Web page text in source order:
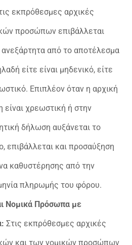
εκπρόθεσμες αρχικές
προσώπων επιβάλλεται
από το αποτέλεσμα
είτε είναι μηδενικό, είτε
Επιπλέον όταν η αρχική
χρεωστική ή στην
δήλωση αυξάνεται το
επιβάλλεται και προσαύξηση
καθυστέρησης από την
πληρωμής του φόρου.
Νομικά Πρόσωπα με
Στις εκπρόθεσμες αρχικές
και των νομικών προσώπων